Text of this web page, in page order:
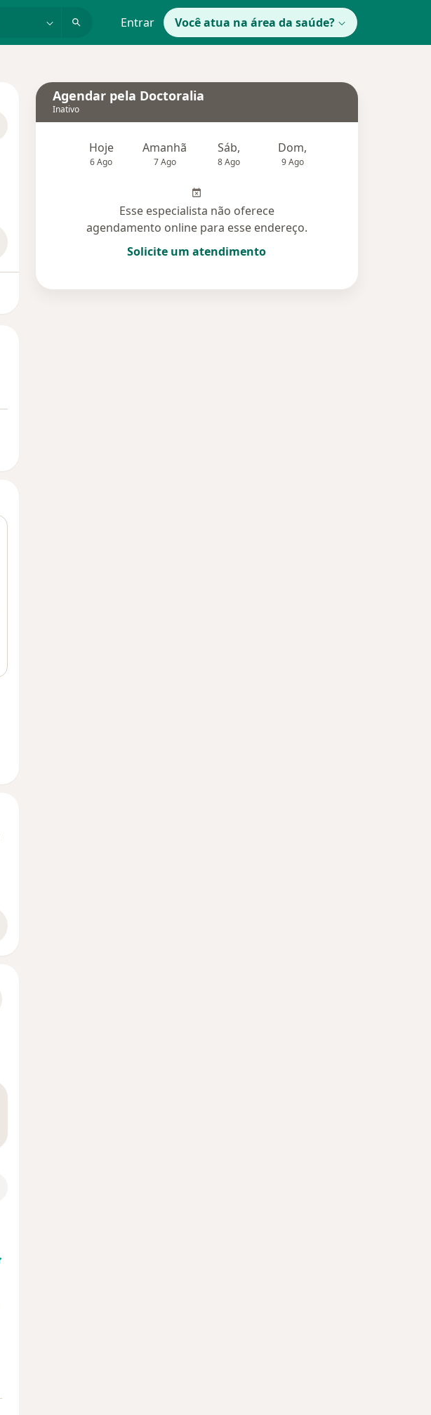
Entrar Você atua na área da saúde?
Agendar pela Doctoralia
Inativo
Hoje
6 Ago
Amanhã
7 Ago
Sáb,
8 Ago
Dom,
9 Ago
Esse especialista não oferece
agendamento online para esse endereço.
Solicite um atendimento